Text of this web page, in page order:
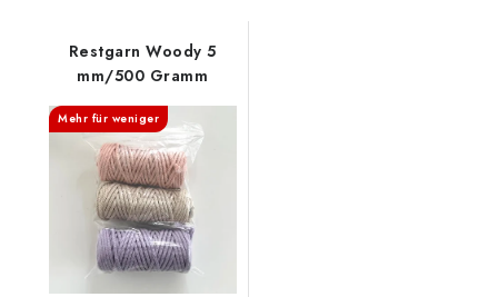
Restgarn Woody 5
mm/500 Gramm
Mehr für weniger